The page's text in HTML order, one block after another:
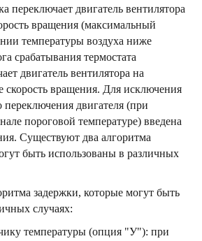
переключает двигатель вентилятора
вращения (максимальный
температуры воздуха ниже
срабатывания термостата
двигатель вентилятора на
скорость вращения. Для исключения
переключения двигателя (при
пороговой температуре) введена
Существуют два алгоритма
быть использованы в различных
задержки, которые могут быть
случаях:
температуры (опция "У"): при